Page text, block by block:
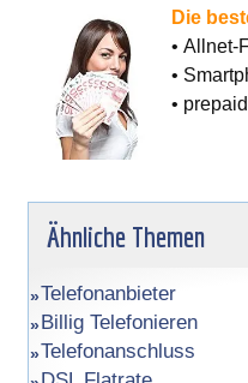
Die
• Allnet-
•
•
Ähnliche Themen
Telefonanbieter
Billig Telefonieren
Telefonanschluss